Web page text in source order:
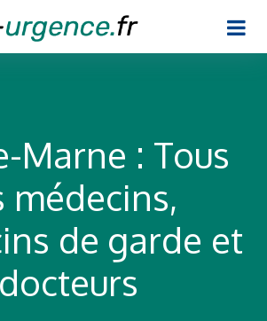
Marne : Tous
médecins,
de garde et
docteurs